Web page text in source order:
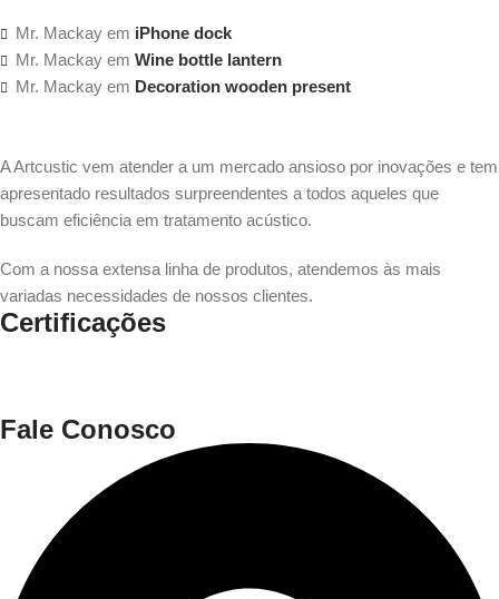
Mr. Mackay em iPhone dock
Mr. Mackay em Wine bottle lantern
Mr. Mackay em Decoration wooden present
A Artcustic vem atender a um mercado ansioso por inovações e tem
apresentado resultados surpreendentes a todos aqueles que
buscam eficiência em tratamento acústico.
Com a nossa extensa linha de produtos, atendemos às mais
variadas necessidades de nossos clientes.
Certificações
Fale Conosco